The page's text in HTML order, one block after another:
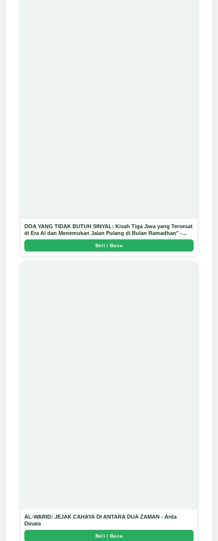
DOA YANG TIDAK BUTUH SINYAL: Kisah Tiga Jiwa yang Tersesat
di Era AI dan Menemukan Jalan Pulang di Bulan Ramadhan" -
Arda Dinata
Beli / Baca
AL-WARID: JEJAK CAHAYA DI ANTARA DUA ZAMAN - Arda
Dinata
Beli / Baca